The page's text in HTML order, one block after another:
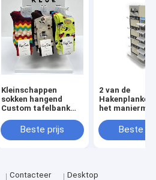
Kleinschappen
sokken hangend
Custom tafelbank
3 Pigs voor winkel
Beste prijs
2 van de
Hakenplanken
het
Gelukkige het
Beste
Contacteer
Desktop